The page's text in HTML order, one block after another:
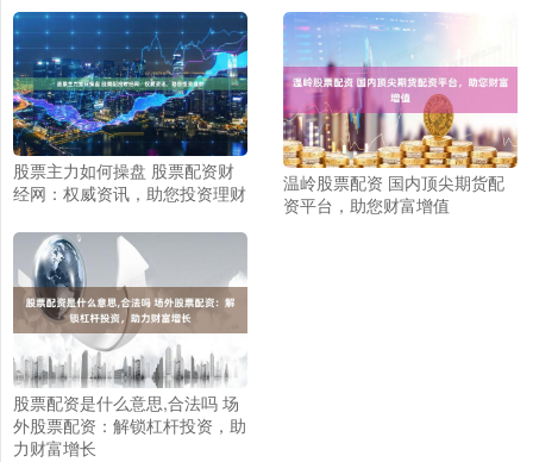
股票主力如何操盘 股票配资财
经网：权威资讯，助您投资理财
温岭股票配资 国内顶尖期货配
资平台，助您财富增值
股票配资是什么意思,合法吗 场
外股票配资：解锁杠杆投资，助
力财富增长